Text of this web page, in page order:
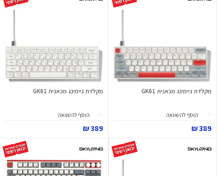
מקלדת גיימינג מכאנית GK61
הוסף להשוואה
389 ₪
מקלדת גיימינג מכאנית GK61
הוסף להשוואה
389 ₪